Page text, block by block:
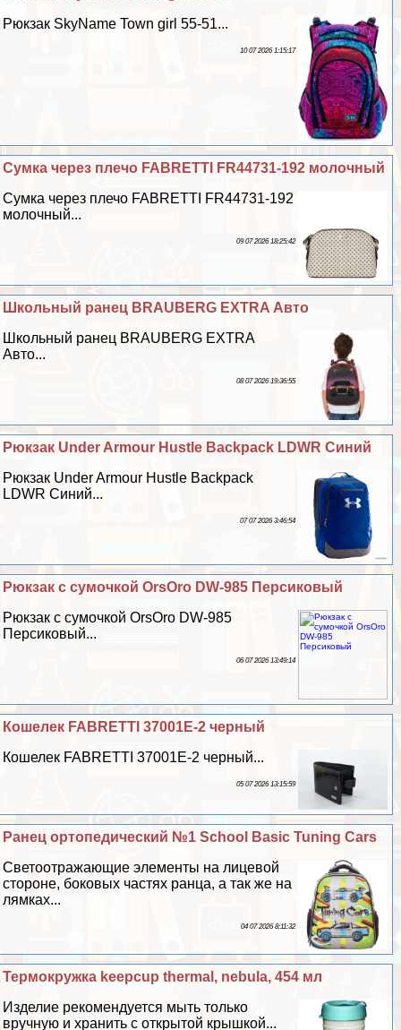
Рюкзак SkyName Town girl 55-51...
10 07 2026 1:15:17
Сумка через плечо FABRETTI FR44731-192 молочный
Сумка через плечо FABRETTI FR44731-192
молочный...
09 07 2026 18:25:42
Школьный ранец BRAUBERG EXTRA Авто
Школьный ранец BRAUBERG EXTRA
Авто...
08 07 2026 19:36:55
Рюкзак Under Armour Hustle Backpack LDWR Синий
Рюкзак Under Armour Hustle Backpack
LDWR Синий...
07 07 2026 3:46:54
Рюкзак c сумочкой OrsOro DW-985 Персиковый
Рюкзак c сумочкой OrsOro DW-985
Персиковый...
06 07 2026 13:49:14
Кошелек FABRETTI 37001E-2 черный
Кошелек FABRETTI 37001E-2 черный...
05 07 2026 13:15:59
Ранец ортопедический №1 School Basic Tuning Cars
Светоотражающие элементы на лицевой
стороне, боковых частях ранца, а так же на
лямках...
04 07 2026 8:11:32
Термокружка keepcup thermal, nebula, 454 мл
Изделие рекомендуется мыть только
вручную и хранить с открытой крышкой...